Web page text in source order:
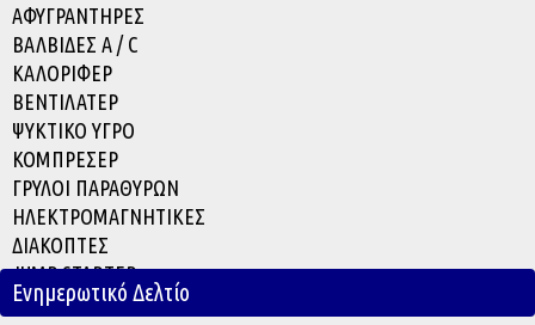
ΑΦΥΓΡΑΝΤΗΡΕΣ
ΒΑΛΒΙΔΕΣ A / C
ΚΑΛΟΡΙΦΕΡ
ΒΕΝΤΙΛΑΤΕΡ
ΨΥΚΤΙΚΟ ΥΓΡΟ
ΚΟΜΠΡΕΣΕΡ
ΓΡΥΛΟΙ ΠΑΡΑΘΥΡΩΝ
ΗΛΕΚΤΡΟΜΑΓΝΗΤΙΚΕΣ
ΔΙΑΚΟΠΤΕΣ
JUMP STARTER
ACCESSORIES
Ενημερωτικό Δελτίο